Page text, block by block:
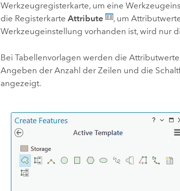
Werkzeugregisterkarte, um eine
die RegisterkarteAttribute
, um
Werkzeugeinstellung vorhanden ist, wird nur
Bei Tabellenvorlagen werden die
Angeben der Anzahl der Zeilen und die
angezeigt.